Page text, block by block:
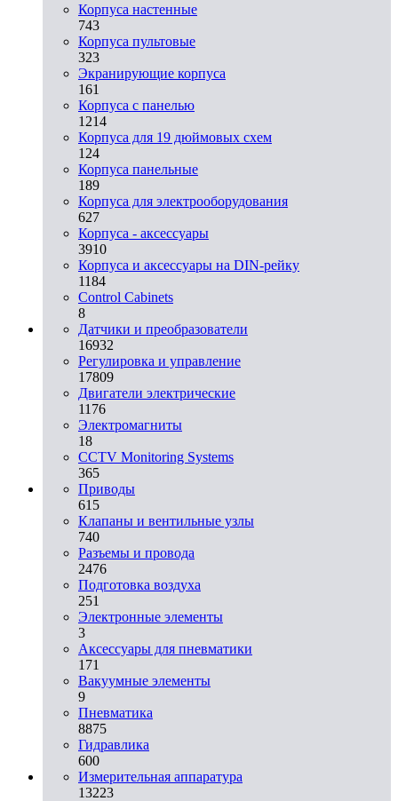
Корпуса настенные
743
Корпуса пультовые
323
Экранирующие корпуса
161
Корпуса с панелью
1214
Корпуса для 19 дюймовых схем
124
Корпуса панельные
189
Корпуса для электрооборудования
627
Корпуса - аксессуары
3910
Корпуса и аксессуары на DIN-рейку
1184
Control Cabinets
8
Датчики и преобразователи
16932
Регулировка и управление
17809
Двигатели электрические
1176
Электромагниты
18
CCTV Monitoring Systems
365
Приводы
615
Клапаны и вентильные узлы
740
Разъемы и провода
2476
Подготовка воздуха
251
Электронные элементы
3
Аксессуары для пневматики
171
Вакуумные элементы
9
Пневматика
8875
Гидравлика
600
Измерительная аппаратура
13223